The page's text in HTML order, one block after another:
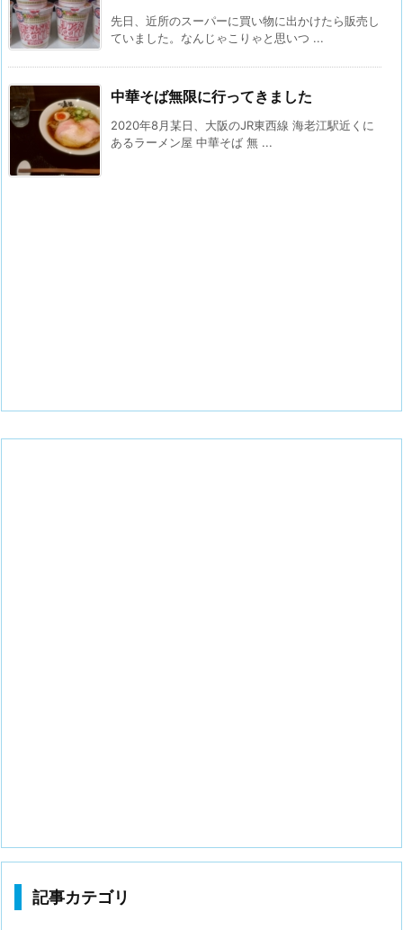
先日、近所のスーパーに買い物に出かけたら販売し
ていました。なんじゃこりゃと思いつ ...
中華そば無限に行ってきました
2020年8月某日、大阪のJR東西線 海老江駅近くに
あるラーメン屋 中華そば 無 ...
記事カテゴリ